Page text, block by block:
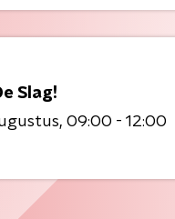
Slag!
09:00 - 12:00